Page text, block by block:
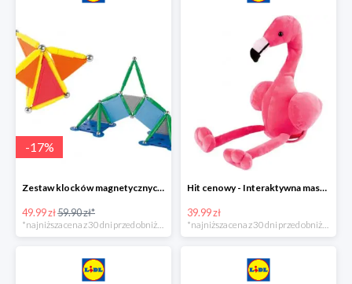
-17%
Zestaw klocków magnetycznych -16%
49.99 zł59.90 zł*
*najniższa cena z 30 dni przed obniżką
Hit cenowy - Interaktywna maskotka z efektami dźwiękowymi
39.99 zł
*najniższa cena z 30 dni przed obniżką